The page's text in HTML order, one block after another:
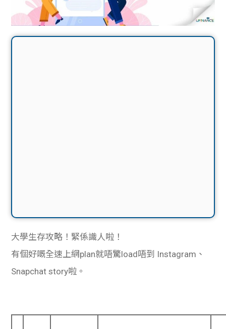
大學生存攻略！緊係識人啦！
有個好嘅全速上網plan就唔驚load唔到 Instagram、
Snapchat story啦。